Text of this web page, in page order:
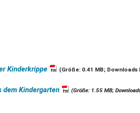
Kinderkrippe (Größe: 0.41 MB;
dem Kindergarten (Größe: 1.55 MB;